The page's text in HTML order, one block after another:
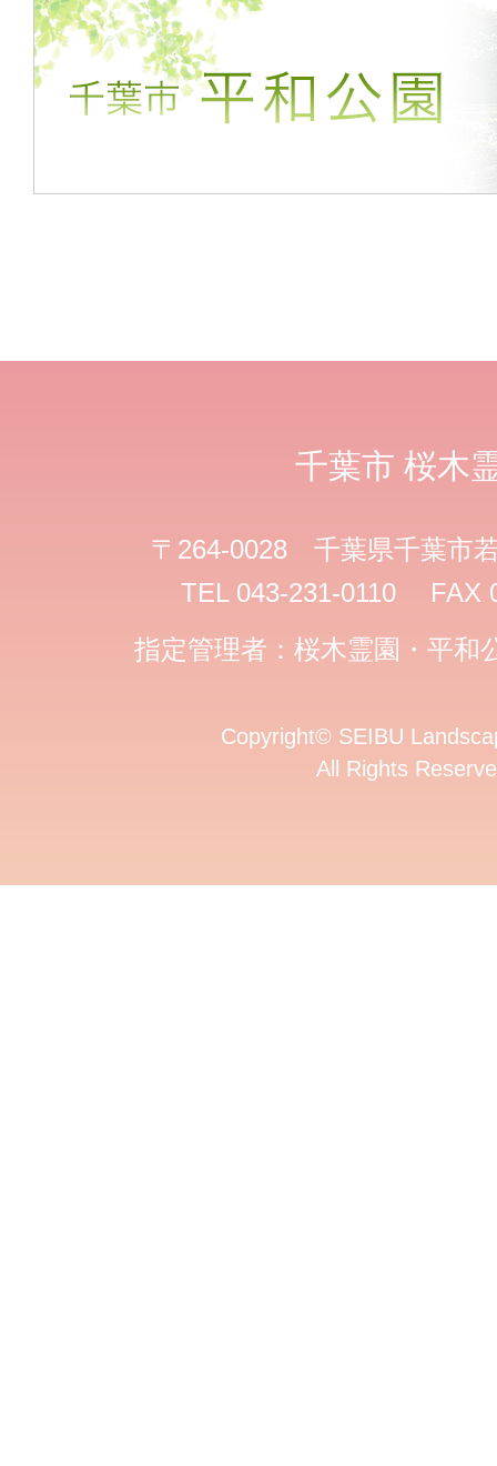
千葉市 桜木
〒264-0028 千葉県千葉市
TEL 043-231-0110 FAX
指定管理者：桜木霊園・平和
Copyright©SEIBU
All Rights